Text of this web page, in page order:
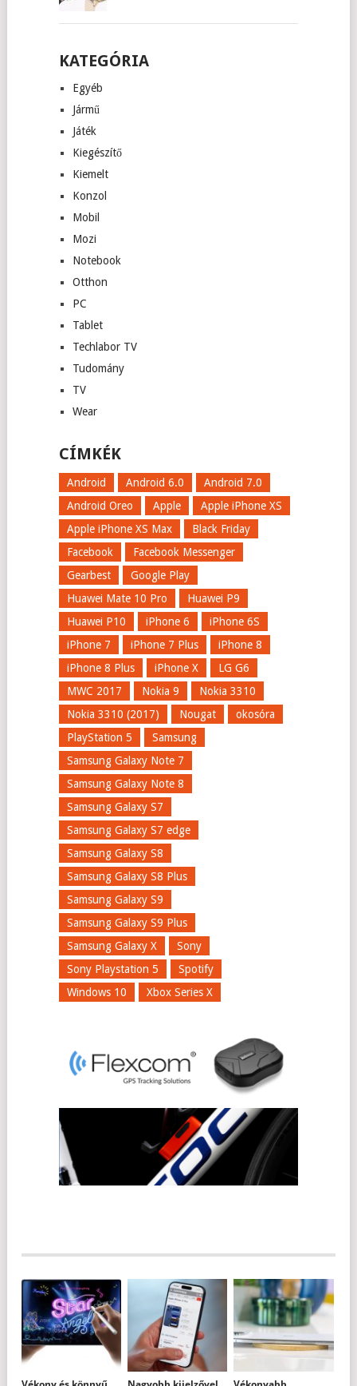
KATEGÓRIA
Egyéb
Jármű
Játék
Kiegészítő
Kiemelt
Konzol
Mobil
Mozi
Notebook
Otthon
PC
Tablet
Techlabor TV
Tudomány
TV
Wear
CÍMKÉK
Android Android 6.0
Android 7.0
Android Oreo
Apple
Apple iPhone XS
Apple iPhone XS Max
Black Friday
Facebook
Facebook Messenger
Gearbest
Google Play
Huawei Mate 10 Pro
Huawei P9
Huawei P10
iPhone 6
iPhone 6S
iPhone 7
iPhone 7 Plus
iPhone 8
iPhone 8 Plus
iPhone X
LG G6
MWC 2017
Nokia 9
Nokia 3310
Nokia 3310 (2017)
Nougat
okosóra
PlayStation 5
Samsung
Samsung Galaxy Note 7
Samsung Galaxy Note 8
Samsung Galaxy S7
Samsung Galaxy S7 edge
Samsung Galaxy S8
Samsung Galaxy S8 Plus
Samsung Galaxy S9
Samsung Galaxy S9 Plus
Samsung Galaxy X
Sony
Sony Playstation 5
Spotify
Windows 10
Xbox Series X